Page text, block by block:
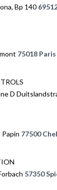
Bp 140
75018 Paris
D
77500
57350